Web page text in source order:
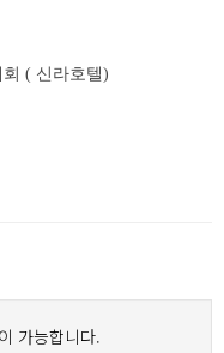
( 신라호텔)
가능합니다.